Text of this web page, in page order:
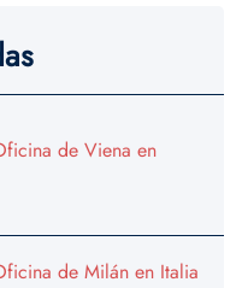
de Viena en
de Milán en Italia